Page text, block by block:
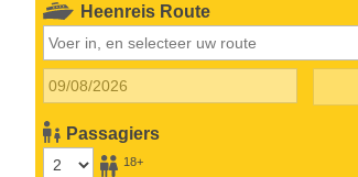
Heenreis Route
Passagiers
18+